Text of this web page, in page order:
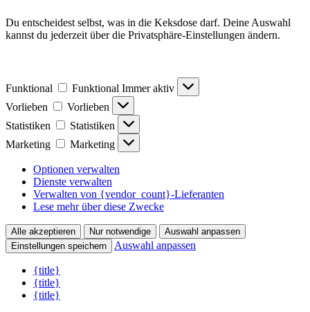
Du entscheidest selbst, was in die Keksdose darf. Deine Auswahl
kannst du jederzeit über die Privatsphäre-Einstellungen ändern.
Funktional Funktional Immer aktiv
Vorlieben
Vorlieben
Statistiken
Statistiken
Marketing
Marketing
Optionen verwalten
Dienste verwalten
Verwalten von {vendor_count}-Lieferanten
Lese mehr über diese Zwecke
Alle akzeptieren Nur notwendige
Auswahl anpassen
Einstellungen speichern
Auswahl anpassen
{title}
{title}
{title}